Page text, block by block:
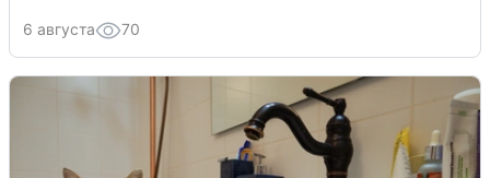
6 августа 70